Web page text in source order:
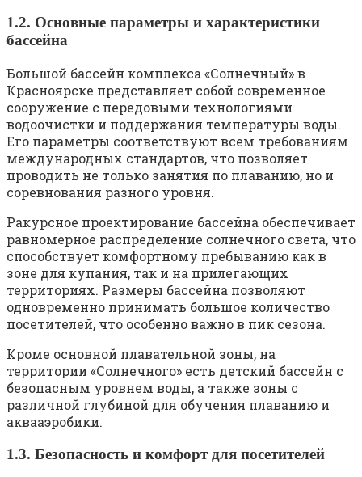
1.2. Основные параметры и характеристики
бассейна
Большой бассейн комплекса «Солнечный» в
Красноярске представляет собой современное
сооружение с передовыми технологиями
водоочистки и поддержания температуры воды.
Его параметры соответствуют всем требованиям
международных стандартов, что позволяет
проводить не только занятия по плаванию, но и
соревнования разного уровня.
Ракурсное проектирование бассейна обеспечивает
равномерное распределение солнечного света, что
способствует комфортному пребыванию как в
зоне для купания, так и на прилегающих
территориях. Размеры бассейна позволяют
одновременно принимать большое количество
посетителей, что особенно важно в пик сезона.
Кроме основной плавательной зоны, на
территории «Солнечного» есть детский бассейн с
безопасным уровнем воды, а также зоны с
различной глубиной для обучения плаванию и
аквааэробики.
1.3. Безопасность и комфорт для посетителей